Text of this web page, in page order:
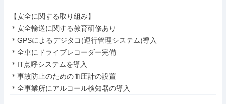
【安全に関する取り組み】
＊安全輸送に関する教育研修あり
＊GPSによるデジタコ(運行管理システム)導入
＊全車にドライブレコーダー完備
＊IT点呼システムを導入
＊事故防止のための血圧計の設置
＊全事業所にアルコール検知器の導入